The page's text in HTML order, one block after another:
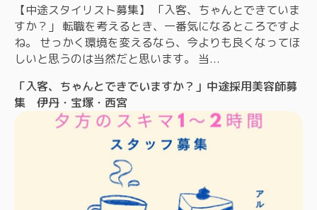
【中途スタイリスト募集】 「入客、ちゃんとできていま
すか？」 転職を考えるとき、一番気になるところですよ
ね。 せっかく環境を変えるなら、今よりも良くなってほ
しいと思うのは当然だと思います。 当...
「入客、ちゃんとできでいますか？」中途採用美容師募
集 伊丹・宝塚・西宮